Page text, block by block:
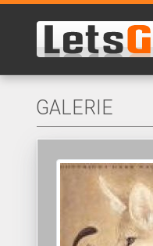
GALERIE